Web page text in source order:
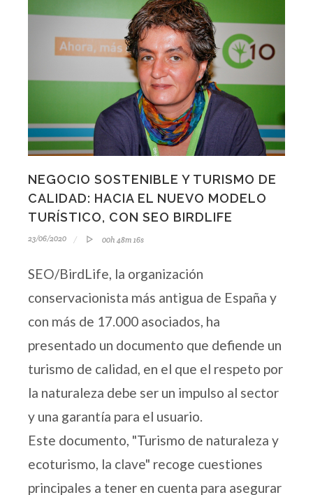
NEGOCIO SOSTENIBLE Y TURISMO DE
CALIDAD: HACIA EL NUEVO MODELO
TURÍSTICO, CON SEO BIRDLIFE
23/06/2020 00h 48m 16s
SEO/BirdLife, la organización
conservacionista más antigua de España y
con más de 17.000 asociados, ha
presentado un documento que defiende un
turismo de calidad, en el que el respeto por
la naturaleza debe ser un impulso al sector
y una garantía para el usuario.
Este documento, "Turismo de naturaleza y
ecoturismo, la clave" recoge cuestiones
principales a tener en cuenta para asegurar